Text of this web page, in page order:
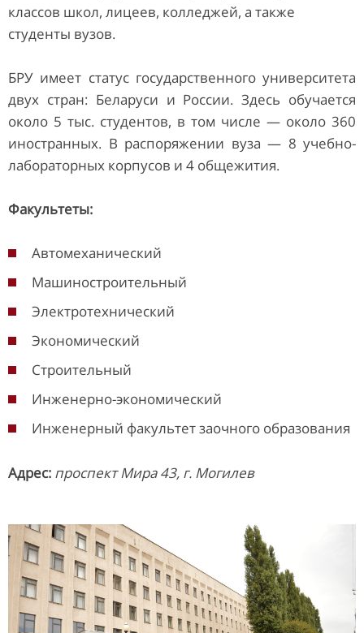
классов школ, лицеев, колледжей, а также
студенты вузов.
БРУ имеет статус государственного университета
двух стран: Беларуси и России. Здесь обучается
около 5 тыс. студентов, в том числе — около 360
иностранных. В распоряжении вуза — 8 учебно-
лабораторных корпусов и 4 общежития.
Факультеты:
Автомеханический
Машиностроительный
Электротехнический
Экономический
Строительный
Инженерно-экономический
Инженерный факультет заочного образования
Адрес: проспект Мира 43, г. Могилев